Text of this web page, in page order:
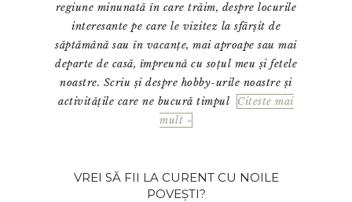
regiune minunată în care trăim, despre locurile
interesante pe care le vizitez la sfârșit de
săptămână sau în vacanțe, mai aproape sau mai
departe de casă, împreună cu soțul meu și fetele
noastre. Scriu și despre hobby-urile noastre și
activitățile care ne bucură timpul
Citeste mai
mult »
VREI SĂ FII LA CURENT CU NOILE
POVEȘTI?